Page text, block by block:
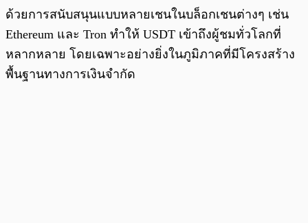
ด้วยการสนับสนุนแบบหลายเชนในบล็อกเชนต่างๆ เช่น
Ethereum และ Tron ทำให้ USDT เข้าถึงผู้ชมทั่วโลกที่
หลากหลาย โดยเฉพาะอย่างยิ่งในภูมิภาคที่มีโครงสร้าง
พื้นฐานทางการเงินจำกัด